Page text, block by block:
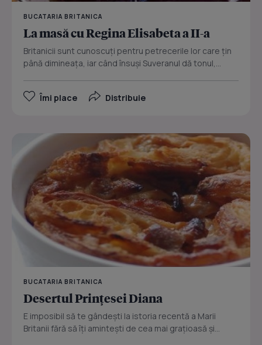
BUCATARIA BRITANICA
La masă cu Regina Elisabeta a II-a
Britanicii sunt cunoscuţi pentru petrecerile lor care ţin
până dimineaţa, iar când însuşi Suveranul dă tonul,...
Îmi place Distribuie
BUCATARIA BRITANICA
Desertul Prinţesei Diana
E imposibil să te gândeşti la istoria recentă a Marii
Britanii fără să îţi aminteşti de cea mai graţioasă şi...